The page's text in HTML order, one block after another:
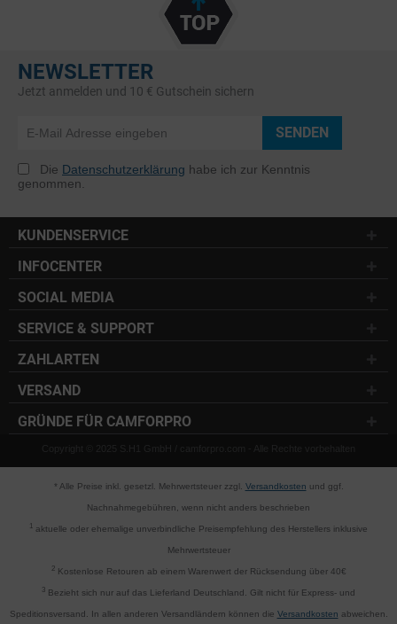
NEWSLETTER
Jetzt anmelden und 10 € Gutschein sichern
SENDEN
Die Datenschutzerklärung habe ich zur Kenntnis
genommen.
KUNDENSERVICE
INFOCENTER
SOCIAL MEDIA
SERVICE & SUPPORT
ZAHLARTEN
VERSAND
GRÜNDE FÜR CAMFORPRO
Copyright © 2025 S.H1 GmbH / camforpro.com - Alle Rechte vorbehalten
* Alle Preise inkl. gesetzl. Mehrwertsteuer zzgl. Versandkosten und ggf.
Nachnahmegebühren, wenn nicht anders beschrieben
aktuelle oder ehemalige unverbindliche Preisempfehlung des Herstellers inklusive
Mehrwertsteuer
2Kostenlose Retouren ab einem Warenwert der Rücksendung über 40€
3 Bezieht sich nur auf das Lieferland Deutschland. Gilt nicht für Express- und
Speditionsversand. In allen anderen Versandländern können die Versandkosten abweichen.